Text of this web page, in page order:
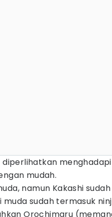
diperlihatkan
mudah.
namun Kakashi
muda sudah termasuk
Orochimaru